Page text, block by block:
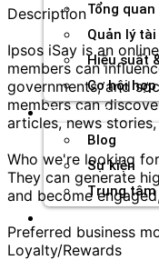
Tổng quan
Quản lý
Hiệu suất
Cơ hội
Tài nguyên
Blog
Sự kiện
Trung
Description
Ipsos iSay is an
members can
governments, and
members can
articles, news
Who we're looking for
They can generate
and become
Preferred business
Loyalty/Rewards